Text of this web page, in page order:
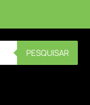
PESQUISAR